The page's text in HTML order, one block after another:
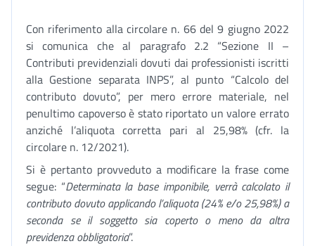
Con riferimento alla circolare n. 66 del 9 giugno 2022
si comunica che al paragrafo 2.2 “Sezione II –
Contributi previdenziali dovuti dai professionisti iscritti
alla Gestione separata INPS”, al punto “Calcolo del
contributo dovuto”, per mero errore materiale, nel
penultimo capoverso è stato riportato un valore errato
anziché l’aliquota corretta pari al 25,98% (cfr. la
circolare n. 12/2021).
Si è pertanto provveduto a modificare la frase come
segue: “Determinata la base imponibile, verrà calcolato il
contributo dovuto applicando l’aliquota (24% e/o 25,98%) a
seconda se il soggetto sia coperto o meno da altra
previdenza obbligatoria”.